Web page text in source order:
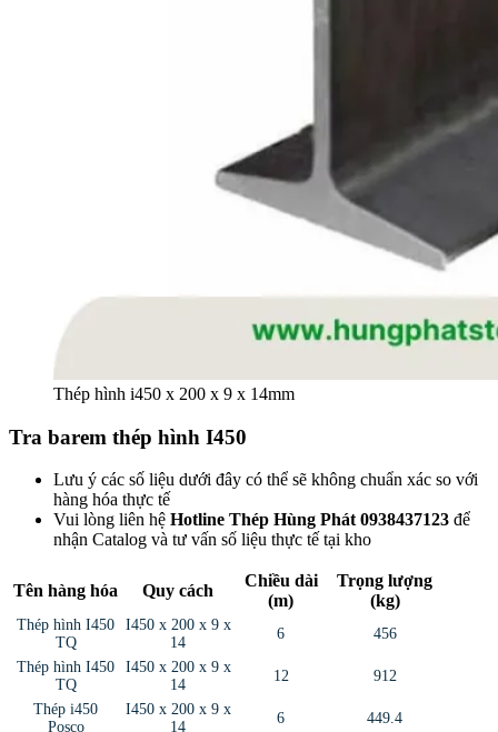
Thép hình i450 x 200 x 9 x 14mm
Tra barem thép hình I450
Lưu ý các số liệu dưới đây có thể sẽ không chuẩn xác so với
hàng hóa thực tế
Vui lòng liên hệ Hotline Thép Hùng Phát 0938437123 để
nhận Catalog và tư vấn số liệu thực tế tại kho
Tên hàng hóa Quy cách
Chiều dài
(m)
Trọng lượng
(kg)
Thép hình I450
TQ
I450 x 200 x 9 x
14
6
456
Thép hình I450
TQ
I450 x 200 x 9 x
14
12
912
Thép i450
Posco
I450 x 200 x 9 x
14
6 449.4